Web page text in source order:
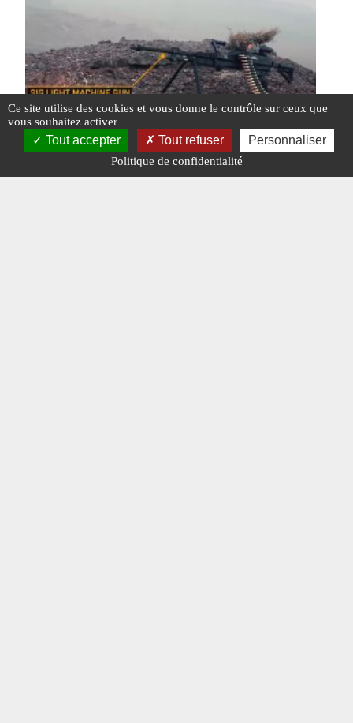
Ce site utilise des cookies et vous donne le contrôle sur ceux que
vous souhaitez activer
Tout accepter Tout refuser Personnaliser
Politique de confidentialité